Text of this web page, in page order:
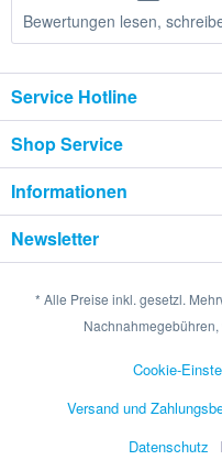
Bewertungen lesen,
Service Hotline
Shop Service
Informationen
Newsletter
* Alle Preise inkl. gesetzl.
Cookie-
Versand und
Datenschutz